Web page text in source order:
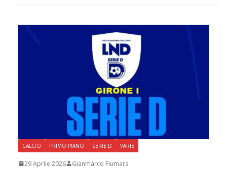
CALCIO PRIMO PIANO SERIE D VARIE
29 Aprile 2026 Gianmarco Fiumara